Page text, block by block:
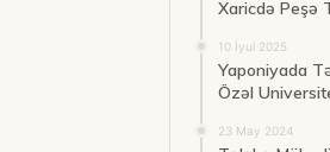
Xaricdə Peşə
10 İyul 2025
Yaponiyada
Özəl
23 May 2024